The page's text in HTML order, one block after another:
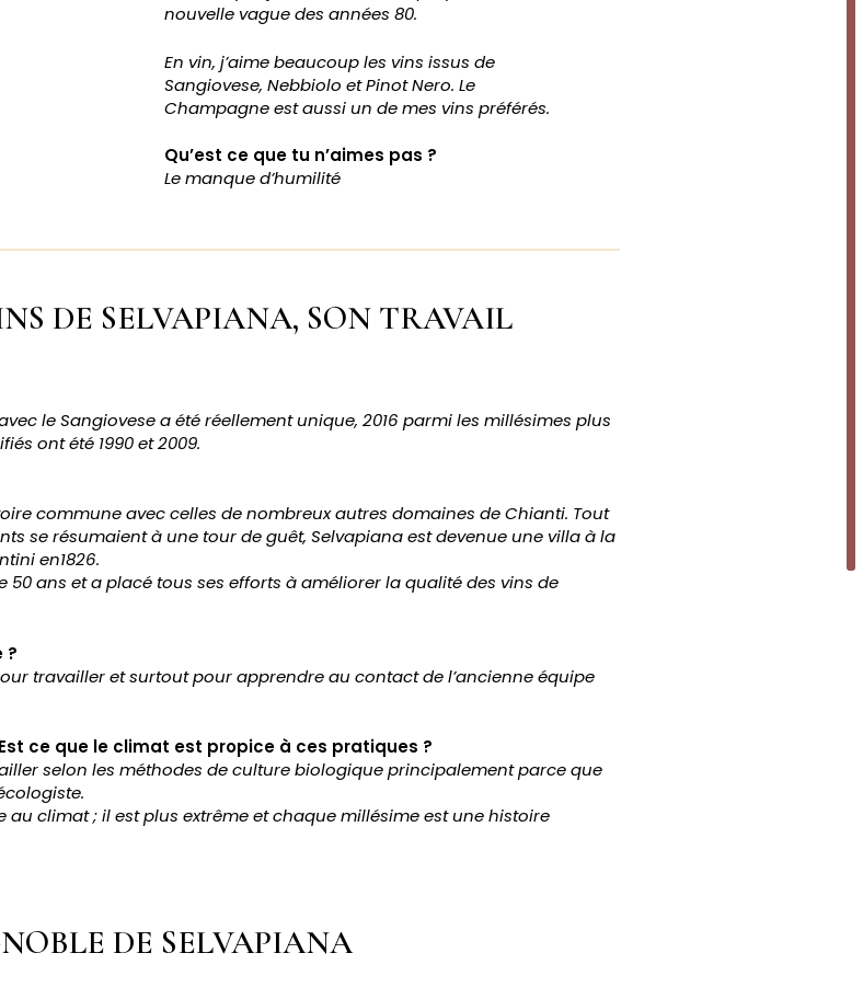
nouvelle vague des années 80.
En vin, j’aime beaucoup les vins issus de
Sangiovese, Nebbiolo et Pinot Nero. Le
Champagne est aussi un de mes vins préférés.
Qu’est ce que tu n’aimes pas ?
Le manque d’humilité
DE SELVAPIANA, SON TRAVAIL
le Sangiovese a été réellement unique, 2016 parmi les millésimes plus
ont été 1990 et 2009.
commune avec celles de nombreux autres domaines de Chianti. Tout
se résumaient à une tour de guêt, Selvapiana est devenue une villa à la
en1826.
ans et a placé tous ses efforts à améliorer la qualité des vins de
?
travailler et surtout pour apprendre au contact de l’ancienne équipe
ce que le climat est propice à ces pratiques ?
selon les méthodes de culture biologiqueprincipalement parce que
au climat ; il est plus extrême et chaque millésime est une histoire
DE SELVAPIANA